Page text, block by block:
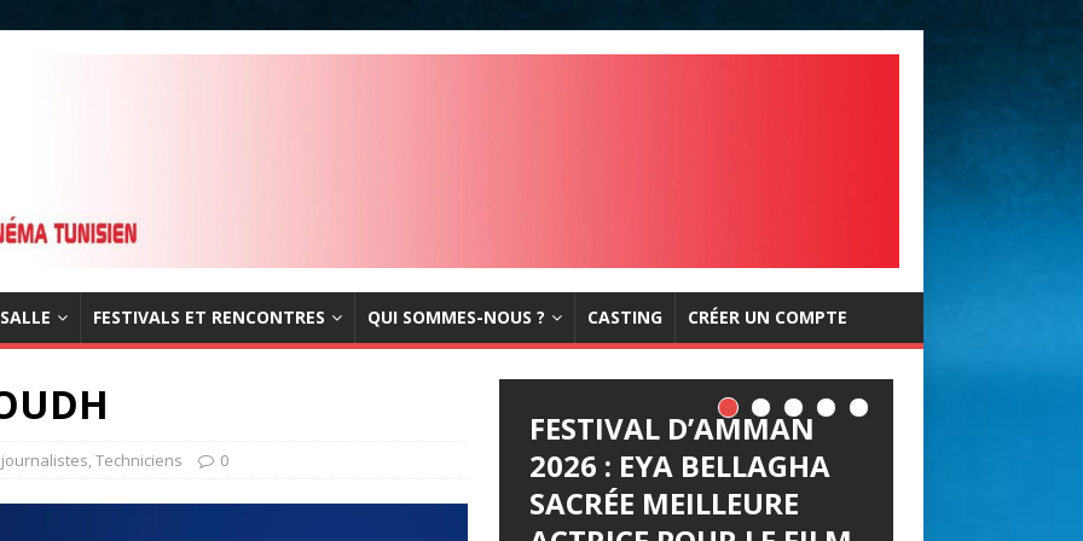
FESTIVALS ET RENCONTRES QUI SOMMES-NOUS ? CASTING CRÉER UN COMPTE
,Techniciens 0
FESTIVAL D’AMMAN
2026 : EYA BELLAGHA
SACRÉE MEILLEURE